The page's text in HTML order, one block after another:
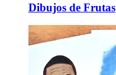
Dibujos de Frutas